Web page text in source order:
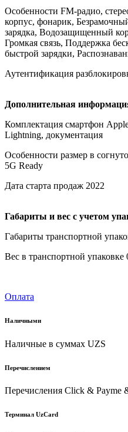
Особенности FM-радио,
корпус, фонарик,
зарядка, Водозащищенный
Громкая связь, Поддержка
быстрой зарядки,
Аутентификация
Дополнительная
Комплектация смартфон
Lightning, документация
Особенности размер в
5G Ready
Дата старта продаж 2022
Габариты и вес с учетом
Габариты транспортной
Вес в транспортной упаковке
Оплата
Наличными
Наличные в суммах UZS
Перечислением
Перечисления Click & Payme
Терминал UzCard